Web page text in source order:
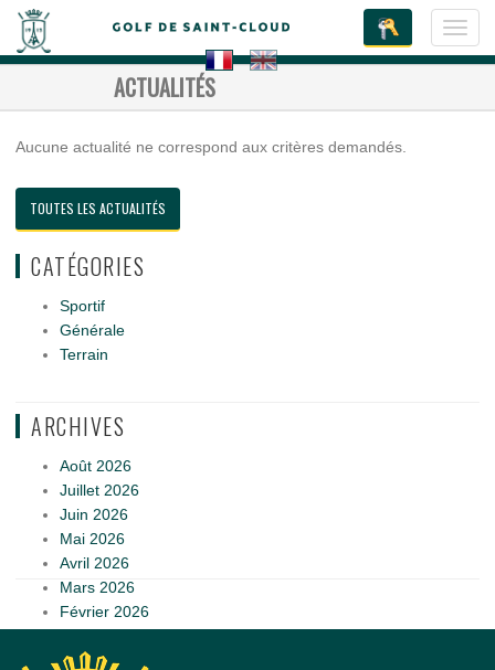
ACTUALITÉS
Aucune actualité ne correspond aux critères demandés.
TOUTES LES ACTUALITÉS
CATÉGORIES
Sportif
Générale
Terrain
ARCHIVES
Août 2026
Juillet 2026
Juin 2026
Mai 2026
Avril 2026
Mars 2026
Février 2026